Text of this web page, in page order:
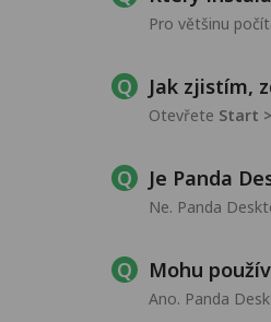
Pro většinu
Jak zjistím,
Otevřete Start
Je Panda
Ne. Panda
Mohu
Ano. Panda